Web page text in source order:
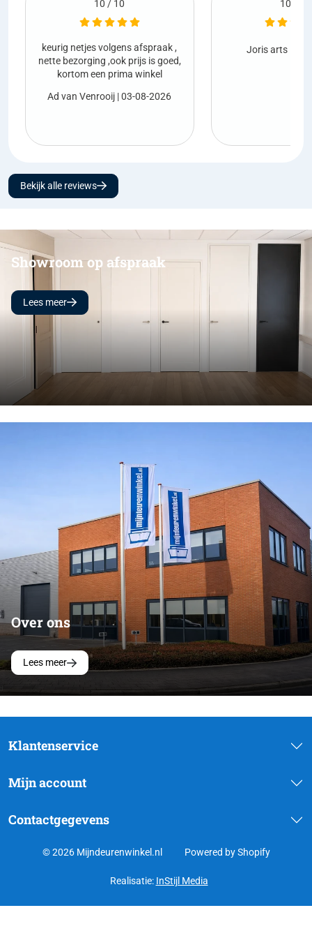
10 / 10
Joris arts| 01-08-2026
Netjes
Bekijk alle reviews
Showroom op afspraak
Lees meer
Over ons
Lees meer
Klantenservice
Mijn account
Contactgegevens
© 2026 Mijndeurenwinkel.nl Powered by Shopify
Realisatie: InStijl Media